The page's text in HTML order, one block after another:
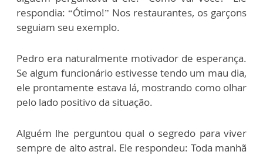
respondia: “Ótimo!” Nos restaurantes, os garçons
seguiam seu exemplo.
Pedro era naturalmente motivador de esperança.
Se algum funcionário estivesse tendo um mau dia,
ele prontamente estava lá, mostrando como olhar
pelo lado positivo da situação.
Alguém lhe perguntou qual o segredo para viver
sempre de alto astral. Ele respondeu: Toda manhã